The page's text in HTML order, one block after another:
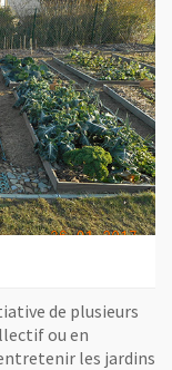
de plusieurs
ou en
les jardins